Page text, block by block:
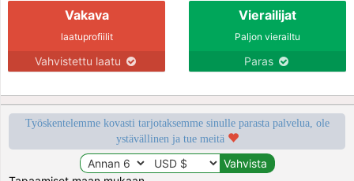
Vakava
laatuprofiilit
Vahvistettu laatu
Vierailijat
Paljon vierailtu
Paras
Työskentelemme kovasti tarjotaksemme sinulle parasta palvelua, ole
ystävällinen ja tue meitä